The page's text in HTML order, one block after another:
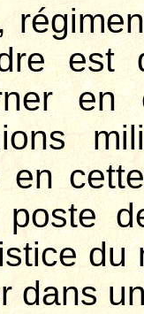
est
en
en
poste
dans